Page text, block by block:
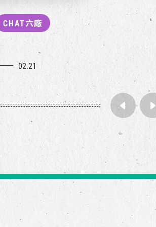
CHAT六廠
02.21